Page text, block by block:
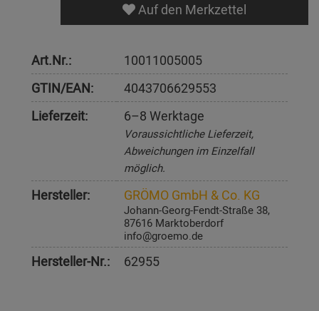
Auf den Merkzettel
Art.Nr.:
10011005005
GTIN/EAN:
4043706629553
Lieferzeit:
6–8 Werktage
Voraussichtliche Lieferzeit,
Abweichungen im Einzelfall
möglich.
Hersteller: GRÖMO GmbH & Co. KG
Johann-Georg-Fendt-Straße 38,
87616 Marktoberdorf
info@groemo.de
Hersteller-Nr.: 62955